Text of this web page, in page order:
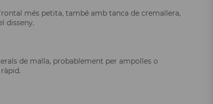
més petita, també amb tanca de cremallera,
disseny.
de malla, probablement per ampolles o